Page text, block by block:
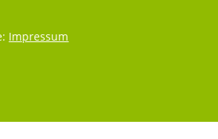
Impressum